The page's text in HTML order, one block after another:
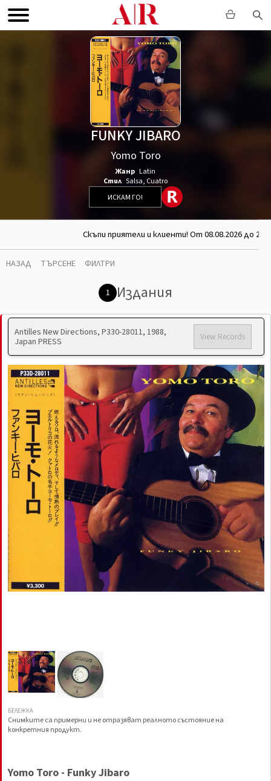
FUNKY JIBARO
Yomo Toro
Жанр Latin
Стил Salsa, Cuatro
ИСКАМ ГО!
Скъпи приятели и клиенти! От 08.08.2026 до
НАЗАД ТЪРСЕНЕ ФИЛТРИ
1 Издания
Antilles New Directions, P330-28011, 1988,
Japan PRESS
View Records
БЕЛЕЖКА
Снимките са примерни и не отразяват реалното състояние на
конкретния продукт.
Yomo Toro - Funky Jibaro